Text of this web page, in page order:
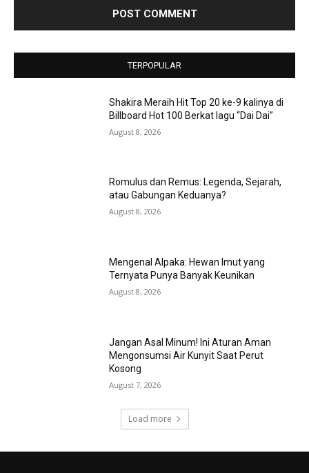
TERPOPULAR
Shakira Meraih Hit Top 20 ke-9 kalinya di
Billboard Hot 100 Berkat lagu “Dai Dai”
August 8, 2026
Romulus dan Remus: Legenda, Sejarah,
atau Gabungan Keduanya?
August 8, 2026
Mengenal Alpaka: Hewan Imut yang
Ternyata Punya Banyak Keunikan
August 8, 2026
Jangan Asal Minum! Ini Aturan Aman
Mengonsumsi Air Kunyit Saat Perut
Kosong
August 7, 2026
Load more